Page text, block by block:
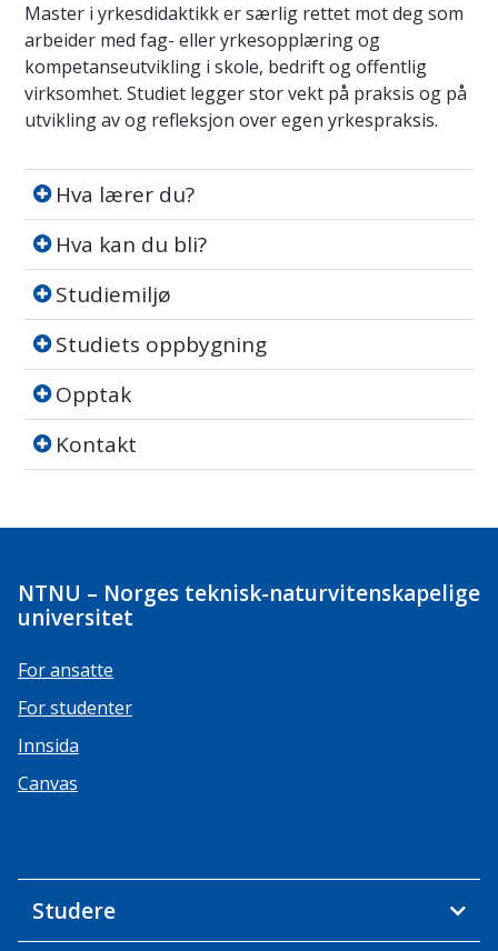
Master i yrkesdidaktikk er særlig rettet mot deg som
arbeider med fag- eller yrkesopplæring og
kompetanseutvikling i skole, bedrift og offentlig
virksomhet. Studiet legger stor vekt på praksis og på
utvikling av og refleksjon over egen yrkespraksis.
Hva lærer du?
Hva lærer du?
Hva kan du bli?
Hva kan du bli?
Studiemiljø
Studiemiljø
Studiets oppbygning
Studiets oppbygning
Opptak
Opptak
Kontakt
Kontakt
NTNU – Norges teknisk-naturvitenskapelige
universitet
For ansatte
For studenter
Innsida
Canvas
Studere